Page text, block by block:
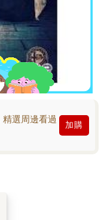
選周邊看過
加購